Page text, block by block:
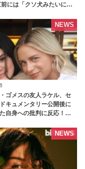
には「クソ犬みたいに扱
ゴメスの友人ラケル、セ
キュメンタリー公開後に
自身への批判に反応！
NEWS
NEWS